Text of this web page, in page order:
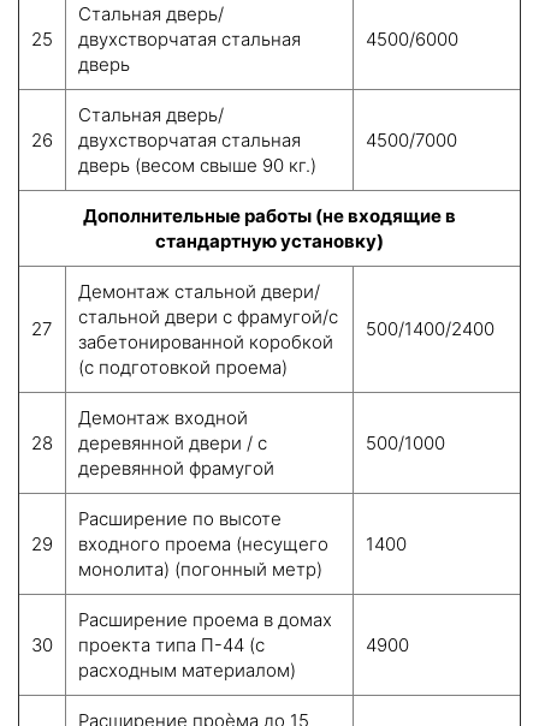
25
Стальная дверь/
двухстворчатая стальная
дверь
4500/6000
26
Стальная дверь/
двухстворчатая стальная
дверь (весом свыше 90 кг.)
4500/7000
Дополнительные работы (не входящие в
стандартную установку)
27
Демонтаж стальной двери/
стальной двери с фрамугой/с
забетонированной коробкой
(с подготовкой проема)
500/1400/2400
28
Демонтаж входной
деревянной двери / с
деревянной фрамугой
500/1000
29
Расширение по высоте
входного проема (несущего
монолита) (погонный метр)
1400
30
Расширение проема в домах
проекта типа П-44 (с
расходным материалом)
4900
Расширение проѐма до 15